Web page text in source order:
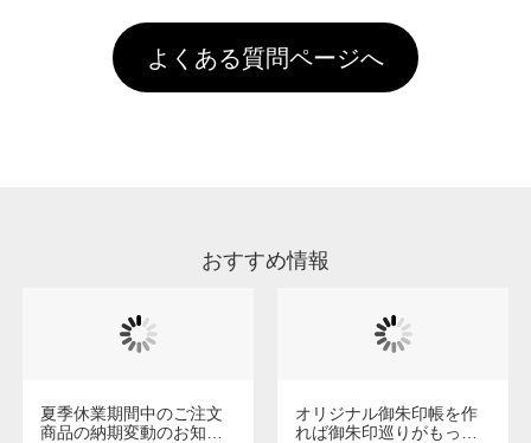
頂いても、ログインがされていなければ、ラン
クにカウントがされません。
害な性質で、水洗いで落とすことが可能です。
お手数ですが、お客様ご自身にて着用前に落と
していただけますようお願いいたします。※1
通常注文・直送機能でのご注文に関わらず、前
引」などによるお値引きで4,000円未満になる
場合は送料がかかりますので、ご注意くださ
い。
よくある質問ページへ
おすすめ情報
夏季休業期間中のご注文
商品の納期変動のお知ら
オリジナル御朱印帳を作
れば御朱印巡りがもっと